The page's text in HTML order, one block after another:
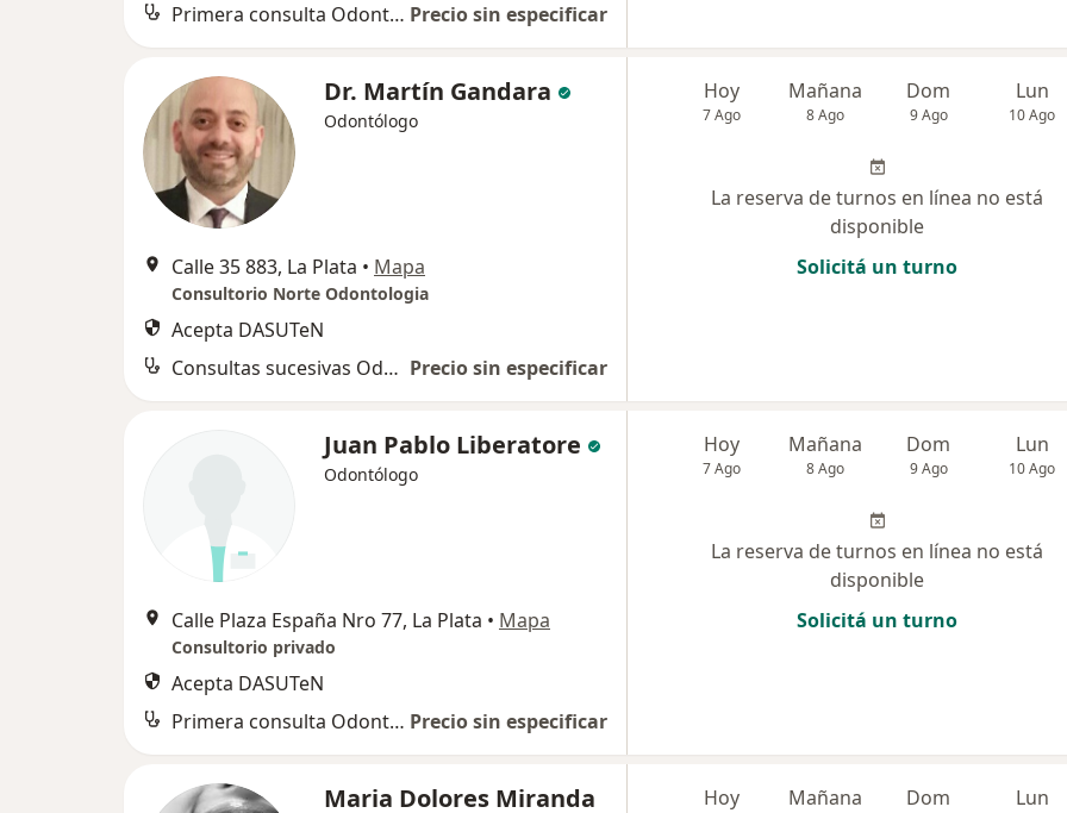
Primera consulta Odontología Precio sin especificar
Dr. Martín Gandara
Odontólogo
Calle 35 883, La Plata • Mapa
Consultorio Norte Odontologia
Acepta DASUTeN
Consultas sucesivas Odontología Precio sin especificar
Hoy
7 Ago
Mañana
8 Ago
Dom
9 Ago
Lun
10 Ago
La reserva de turnos en línea no está
disponible
Solicitá un turno
Juan Pablo Liberatore
Odontólogo
Calle Plaza España Nro 77, La Plata • Mapa
Consultorio privado
Acepta DASUTeN
Primera consulta Odontología Precio sin especificar
Hoy
7 Ago
Mañana
8 Ago
Dom
9 Ago
Lun
10 Ago
La reserva de turnos en línea no está
disponible
Solicitá un turno
Maria Dolores Miranda Hoy Mañana Dom Lun